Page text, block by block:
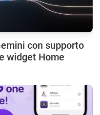
con supporto
widget Home